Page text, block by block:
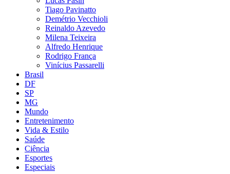
Tiago Pavinatto
Demétrio Vecchioli
Reinaldo Azevedo
Milena Teixeira
Alfredo Henrique
Rodrigo França
Vinícius Passarelli
Brasil
DF
SP
MG
Mundo
Entretenimento
Vida & Estilo
Saúde
Ciência
Esportes
Especiais